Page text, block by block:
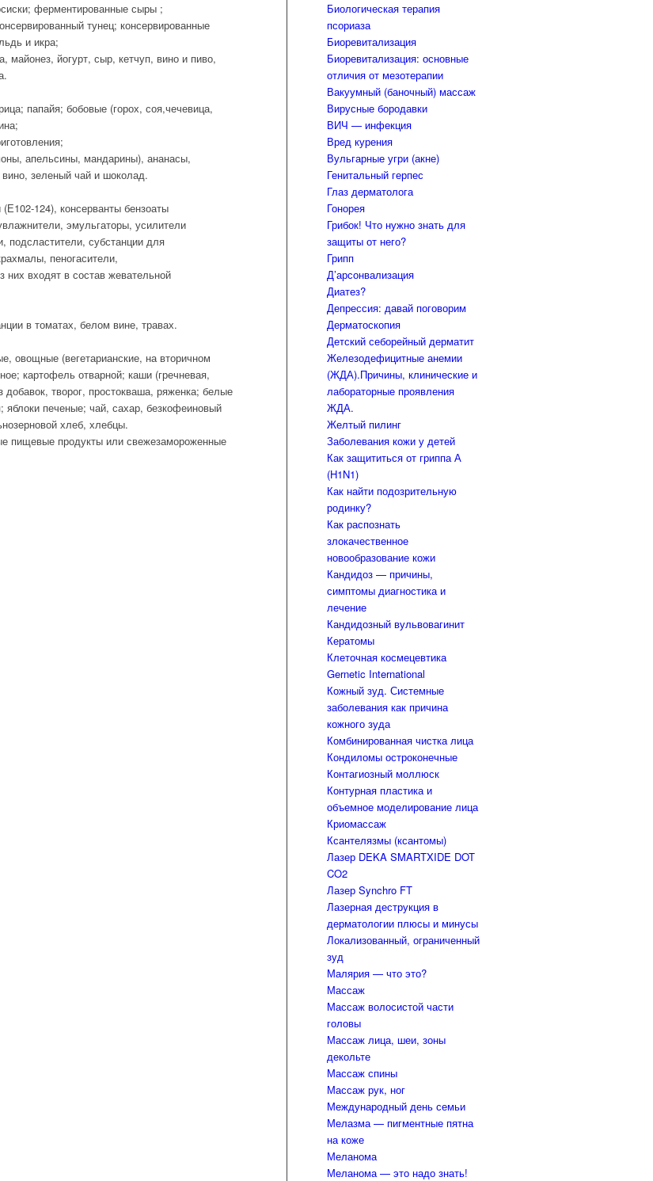
ферментированные сыры ;
тунец; консервированные
и икра;
майонез, йогурт, сыр, кетчуп, вино и пиво,
папайя; бобовые (горох, соя,чечевица,
апельсины, мандарины), ананасы,
зеленый чай и шоколад.
124), консерванты бензоаты
эмульгаторы, усилители
подсластители, субстанции для
пеногасители,
них входят в состав жевательной
в томатах, белом вине, травах.
овощные (вегетарианские, на вторичном
картофель отварной; каши (гречневая,
добавок, творог, простокваша, ряженка; белые
печеные; чай, сахар, безкофеиновый
хлеб, хлебцы.
пищевые продукты или свежезамороженные
Биологическая терапия
псориаза
Биоревитализация
Биоревитализация: основные
отличия от мезотерапии
Вакуумный (баночный) массаж
Вирусные бородавки
ВИЧ — инфекция
Вред курения
Вульгарные угри (акне)
Генитальный герпес
Глаз дерматолога
Гонорея
Грибок! Что нужно знать для
защиты от него?
Грипп
Д’арсонвализация
Диатез?
Депрессия: давай поговорим
Дерматоскопия
Детский себорейный дерматит
Железодефицитные анемии
(ЖДА).Причины, клинические и
лабораторные проявления
ЖДА.
Желтый пилинг
Заболевания кожи у детей
Как защититься от гриппа А
(H1N1)
Как найти подозрительную
родинку?
Как распознать
злокачественное
новообразование кожи
Кандидоз — причины,
симптомы диагностика и
лечение
Кандидозный вульвовагинит
Кератомы
Клеточная космецевтика
Gernetic International
Кожный зуд. Системные
заболевания как причина
кожного зуда
Комбинированная чистка лица
Кондиломы остроконечные
Контагиозный моллюск
Контурная пластика и
объемное моделирование лица
Криомассаж
Ксантелязмы (ксантомы)
Лазер DEKA SMARTXIDE DOT
CO2
Лазер Synchro FT
Лазерная деструкция в
дерматологии плюсы и минусы
Локализованный, ограниченный
зуд
Малярия — что это?
Массаж
Массаж волосистой части
головы
Массаж лица, шеи, зоны
декольте
Массаж спины
Массаж рук, ног
Международный день семьи
Мелазма — пигментные пятна
на коже
Меланома
Меланома — это надо знать!